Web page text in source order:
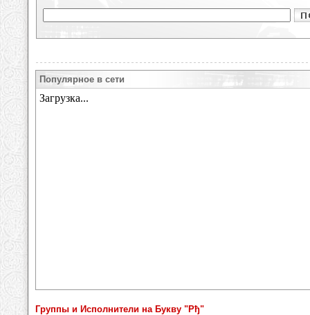
Популярное в сети
Группы и Исполнители на Букву "Рђ"